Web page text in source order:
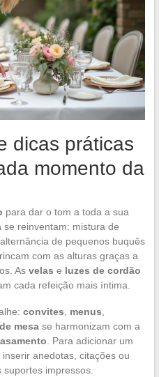
dicas práticas
momento da
para dar o tom a toda a sua
se reinventam: mistura de
, alternância de pequenos buquês
com as alturas graças a
As velas e luzes de cordão
cada refeição mais íntima.
convites menus
mesase harmonizam com a
. Para adicionar um
anedotas, citações ou
impressos.